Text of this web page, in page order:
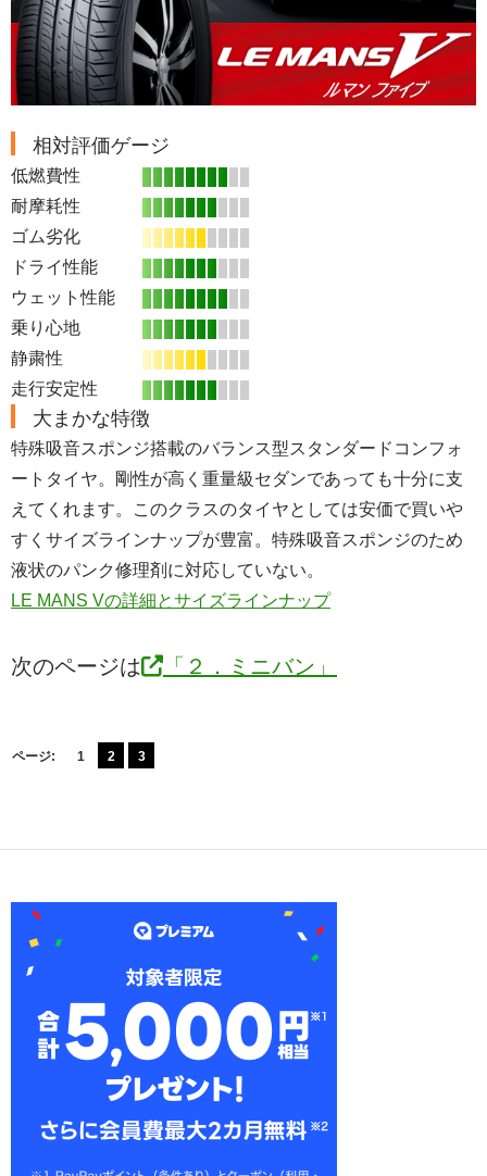
相対評価ゲージ
低燃費性
耐摩耗性
ゴム劣化
ドライ性能
ウェット性能
乗り心地
静粛性
走行安定性
大まかな特徴
特殊吸音スポンジ搭載のバランス型スタンダードコンフォ
ートタイヤ。剛性が高く重量級セダンであっても十分に支
えてくれます。このクラスのタイヤとしては安価で買いや
すくサイズラインナップが豊富。特殊吸音スポンジのため
液状のパンク修理剤に対応していない。
LE MANS Vの詳細とサイズラインナップ
次のページは 「２．ミニバン」
ページ: 1 2 3